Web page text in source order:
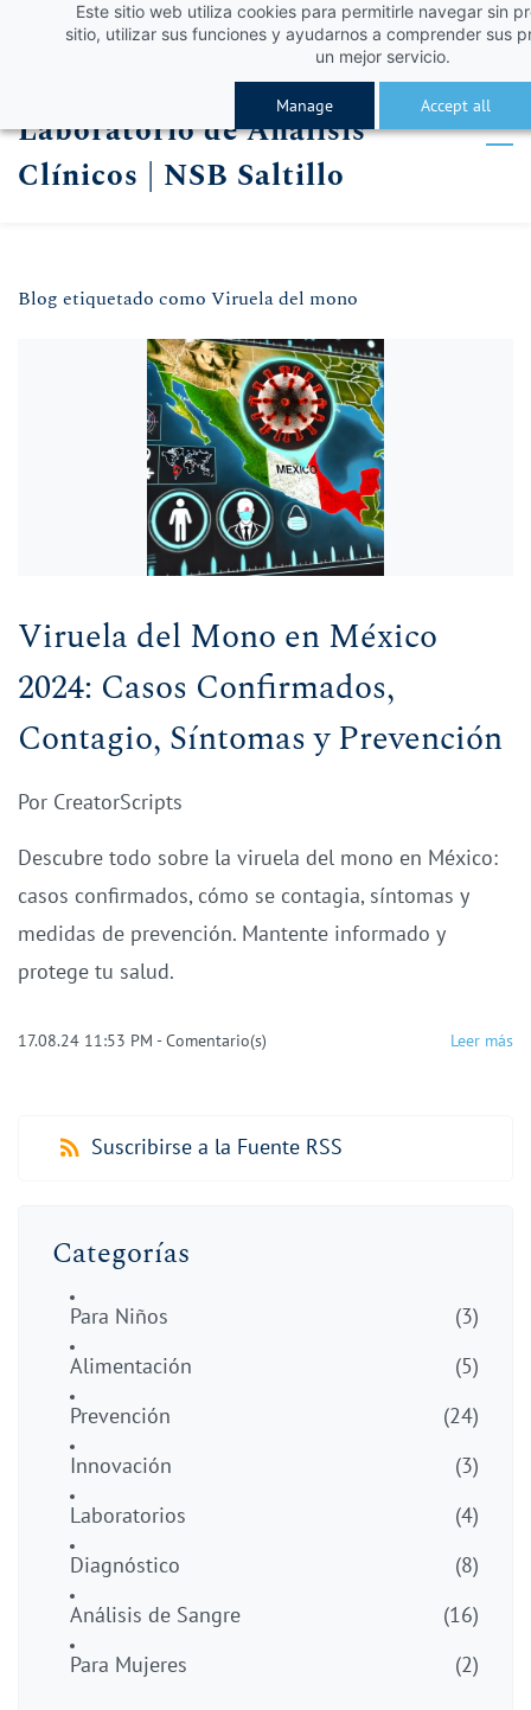
Este sitio web utiliza cookies para permitirle navegar sin
sitio, utilizar sus funciones y ayudarnos a comprender sus
un mejor servicio.
Manage Accept all
content
Iniciar sesión
Registro
Laboratorio de Análisis
Clínicos | NSB Saltillo
Blog etiquetado como Viruela del mono
Viruela del Mono en México
2024: Casos Confirmados,
Contagio, Síntomas y Prevención
Por CreatorScripts
Descubre todo sobre la viruela del mono en México:
casos confirmados, cómo se contagia, síntomas y
medidas de prevención. Mantente informado y
protege tu salud.
17.08.24 11:53 PM -Comentario(s) Leer más
Suscribirse a la Fuente RSS
Categorías
Para Niños
(3)
Alimentación
(5)
Prevención
(24)
Innovación
(3)
Laboratorios
(4)
Diagnóstico
(8)
Análisis de Sangre
(16)
Para Mujeres
(2)
¡Obtén un 10% de descuento con el código